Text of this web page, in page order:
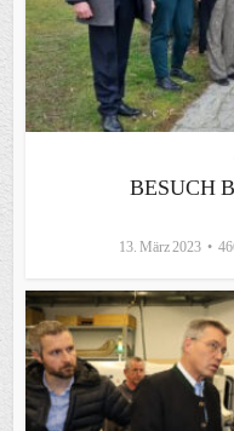
BESUCH
13. März 2023